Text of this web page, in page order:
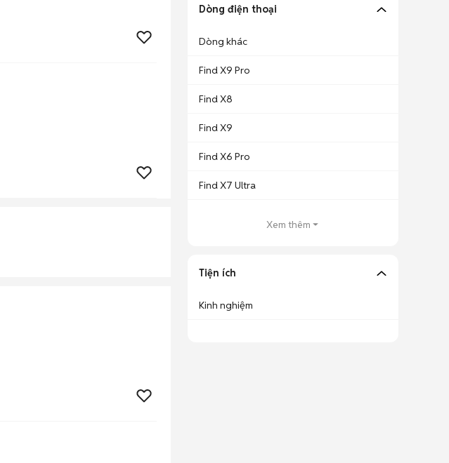
Dòng điện thoại
Dòng khác
Find X9 Pro
Find X8
Find X9
Find X6 Pro
Find X7 Ultra
Xem thêm
Tiện ích
Kinh nghiệm